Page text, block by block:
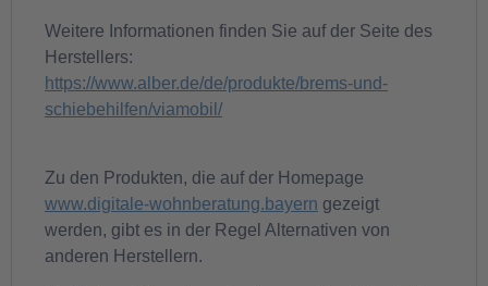
Weitere Informationen finden Sie auf der Seite des
Herstellers:
https://www.alber.de/de/produkte/brems-und-
schiebehilfen/viamobil/
Zu den Produkten, die auf der Homepage
www.digitale-wohnberatung.bayern gezeigt
werden, gibt es in der Regel Alternativen von
anderen Herstellern.